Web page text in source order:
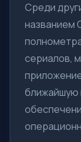
Среди
названием
сериалов,
ближайшую